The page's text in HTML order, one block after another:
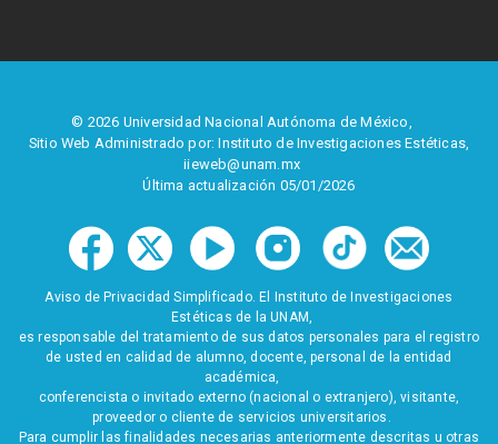
© 2026 Universidad Nacional Autónoma de México,
Sitio Web Administrado por: Instituto de Investigaciones Estéticas,
iieweb@unam.mx
Última actualización 05/01/2026
Aviso de Privacidad Simplificado. El Instituto de Investigaciones
Estéticas de la UNAM,
es responsable del tratamiento de sus datos personales para el registro
de usted en calidad de alumno, docente, personal de la entidad
académica,
conferencista o invitado externo (nacional o extranjero), visitante,
proveedor o cliente de servicios universitarios.
Para cumplir las finalidades necesarias anteriormente descritas u otras